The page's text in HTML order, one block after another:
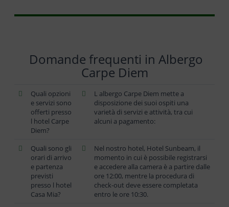
Domande frequenti in Albergo
Carpe Diem
Quali opzioni
e servizi sono
offerti presso
l hotel Carpe
Diem?
L albergo Carpe Diem mette a
disposizione dei suoi ospiti una
varietà di servizi e attività, tra cui
alcuni a pagamento:
Quali sono gli
orari di arrivo
e partenza
previsti
presso l hotel
Casa Mia?
Nel nostro hotel, Hotel Sunbeam, il
momento in cui è possibile registrarsi
e accedere alla camera è a partire dalle
ore 12:00, mentre la procedura di
check-out deve essere completata
entro le ore 10:30.